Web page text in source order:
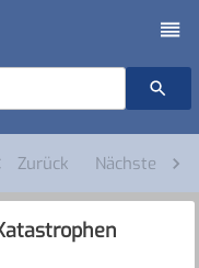
Zurück Nächste